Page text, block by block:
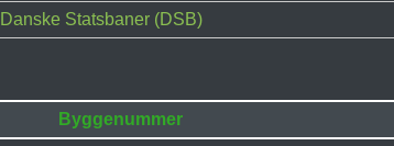
Danske Statsbaner (DSB)
Byggenummer